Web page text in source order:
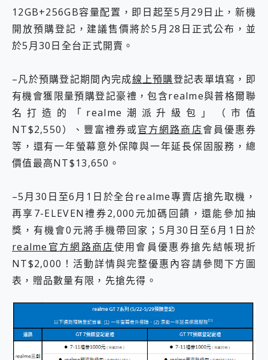
12GB+256GB容量配置，即日起至5月29日止，新機
開放預購登記，建議售價將於5月28日正式公布，並
於5月30日全台正式開賣。
–凡於預購登記期間內完成線上預購登記表單填寫，即
有機會獲限量預購登記豪禮，包含realme與普格爾聯
名打造的「realme潮派升級包」（市值
NT$2,550）、豐富禮券或官方網路商店會員優惠券
等，還有一年螢幕意外保障與一年延長保固服務，總
價值最高NT$13,650。
–5月30日至6月1日於全台realme專賣店搶先取機，
再享7-ELEVEN禮券2,000元加碼回饋，還能參加抽
獎，有機會0元將手機帶回家；5月30日至6月1日於
realme官方網路商店使用會員優惠券搶先結帳現折
NT$2,000！活動詳情與完整優惠內容請參閱下方圖
表，贈品數量有限，先搶先得。